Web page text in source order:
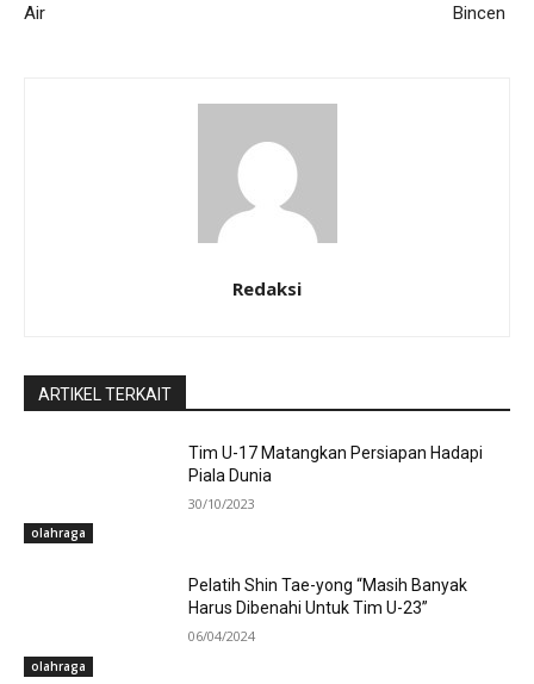
Air
Bincen
Redaksi
ARTIKEL TERKAIT
olahraga
Tim U-17 Matangkan Persiapan Hadapi
Piala Dunia
30/10/2023
olahraga
Pelatih Shin Tae-yong “Masih Banyak
Harus Dibenahi Untuk Tim U-23”
06/04/2024